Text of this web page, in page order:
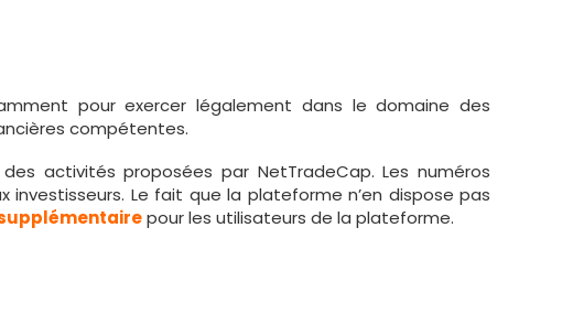
pour exercer légalement dans le domaine des
compétentes.
activités proposées par NetTradeCap. Les numéros
Le fait que la plateforme n’en dispose pas
pour les utilisateurs de la plateforme.